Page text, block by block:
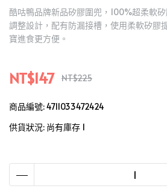
酷咕鴨品牌新品矽膠圍兜，100%超柔軟
調整設計，配有防漏接槽，使用柔軟矽膠
寶進食更方便。
NT$147 NT$225
商品編號:4711033472424
供貨狀況: 尚有庫存 1